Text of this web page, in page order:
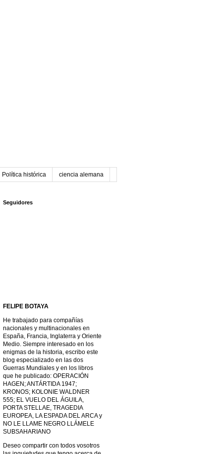
Política histórica ciencia alemana
Seguidores
FELIPE BOTAYA
He trabajado para compañías
nacionales y multinacionales en
España, Francia, Inglaterra y Oriente
Medio. Siempre interesado en los
enigmas de la historia, escribo este
blog especializado en las dos
Guerras Mundiales y en los libros
que he publicado: OPERACIÓN
HAGEN; ANTÁRTIDA 1947;
KRONOS; KOLONIE WALDNER
555; EL VUELO DEL ÁGUILA,
PORTA STELLAE, TRAGEDIA
EUROPEA, LA ESPADA DEL ARCA y
NO LE LLAME NEGRO LLÁMELE
SUBSAHARIANO
Deseo compartir con todos vosotros